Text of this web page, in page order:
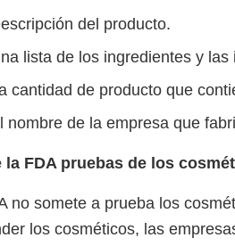
del producto.
lista de los ingredientes y
cantidad de producto que
nombre de la empresa que
la FDA pruebas de los
no somete a prueba los
los cosméticos, las